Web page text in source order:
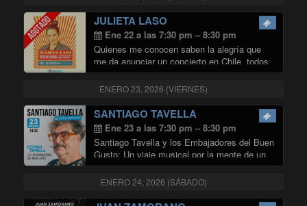
como un collage de memoria, lugar e
identidad.
Único …
Continuar leyendo "TORRES Y WELLMANN"
JULIETA LASO
Ene 22 a las 7:30 pm – 8:30 pm
Quienes me conocen saben la alegría que
me da anunciar un concierto en Chile, todos
los años es una parada que espero con
emoción. Por los muchos hermanos, amigos
y amigas que tengo allá. Inmensidad …
Continuar leyendo"JULIETA LASO"
ENERO 23, 2026 (VIERNES)
SANTIAGO TAVELLA
Ene 23 a las 7:30 pm – 8:30 pm
Santiago Tavella y los Embajadores del Buen
Gusto: Un viaje musical por la mente de un
genio uruguayo La música uruguaya,
conocida por su profundidad lírica y su
particular sentido del humor, tiene en
"SANTIAGO
ENERO 24, 2026 (SÁBADO)